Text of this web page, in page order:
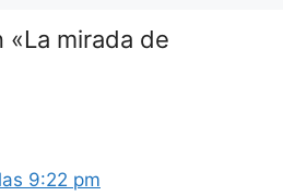
mirada de
9:22 pm